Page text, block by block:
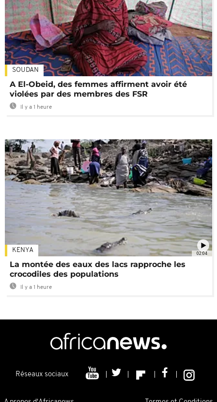
SOUDAN
A El-Obeid, des femmes affirment avoir été
violées par des membres des FSR
Il y a 1 heure
02:04
KENYA
La montée des eaux des lacs rapproche les
crocodiles des populations
Il y a 1 heure
Réseaux sociaux